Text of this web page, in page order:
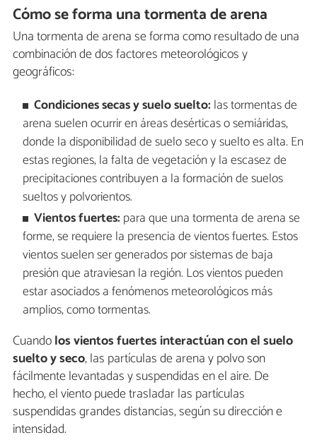
Cómo se forma una tormenta de arena
Una tormenta de arena se forma como resultado de una
combinación de dos factores meteorológicos y
geográficos:
Condiciones secas y suelo suelto: las tormentas de
arena suelen ocurrir en áreas desérticas o semiáridas,
donde la disponibilidad de suelo seco y suelto es alta. En
estas regiones, la falta de vegetación y la escasez de
precipitaciones contribuyen a la formación de suelos
sueltos y polvorientos.
Vientos fuertes: para que una tormenta de arena se
forme, se requiere la presencia de vientos fuertes. Estos
vientos suelen ser generados por sistemas de baja
presión que atraviesan la región. Los vientos pueden
estar asociados a fenómenos meteorológicos más
amplios, como tormentas.
Cuandolos vientos fuertes interactúan con el suelo
suelto y seco, las partículas de arena y polvo son
fácilmente levantadas y suspendidas en el aire. De
hecho, el viento puede trasladar las partículas
suspendidas grandes distancias, según su dirección e
intensidad.